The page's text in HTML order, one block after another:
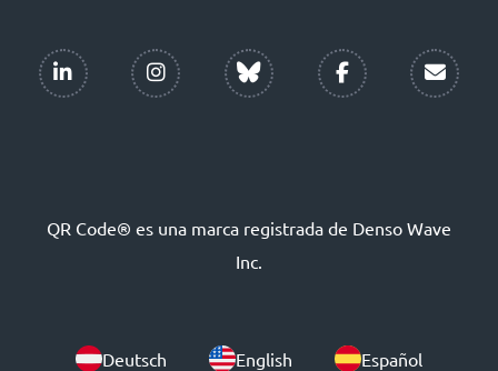
QR Code® es una marca registrada de Denso Wave
Inc.
Deutsch English Español